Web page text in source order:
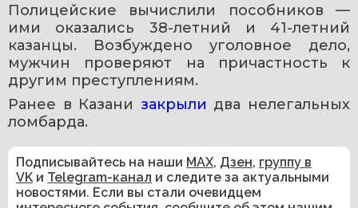
Полицейские вычислили пособников —
ими оказались 38-летний и 41-летний
казанцы. Возбуждено уголовное дело,
мужчин проверяют на причастность к
другим преступлениям.
Ранее в Казани закрыли два нелегальных
ломбарда.
Подписывайтесь на наши MAX, Дзен, группу в
VK и Telegram-канал и следите за актуальными
новостями. Если вы стали очевидцем